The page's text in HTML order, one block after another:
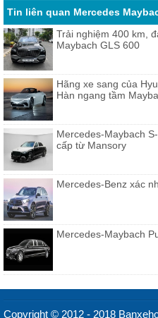
Tin liên quan Mercedes
Trải nghiệm 400 km,
Maybach GLS 600
Hãng xe sang của
Hàn ngang tầm
Mercedes-Maybach
cấp từ Mansory
Mercedes-Benz xác
Mercedes-Maybach
Copyright © 2012 - 2018